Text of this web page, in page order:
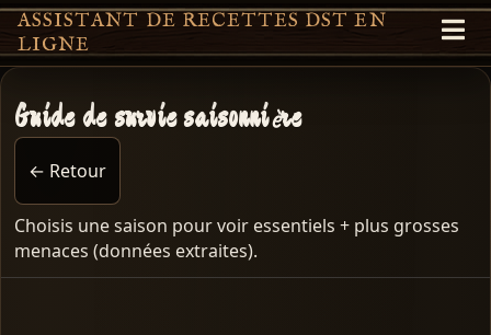
ASSISTANT DE RECETTES DST EN
LIGNE
Guide de survie saisonnière
← Retour
Choisis une saison pour voir essentiels + plus grosses
menaces (données extraites).